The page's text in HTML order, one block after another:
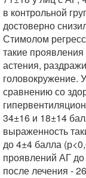
в контрольной
достоверно
Стимолом
такие проявления
астения,
головокружение.
сравнению со
34±16 и 18±14
выраженность
до 4±4 балла
проявлений АГ
после лечения -